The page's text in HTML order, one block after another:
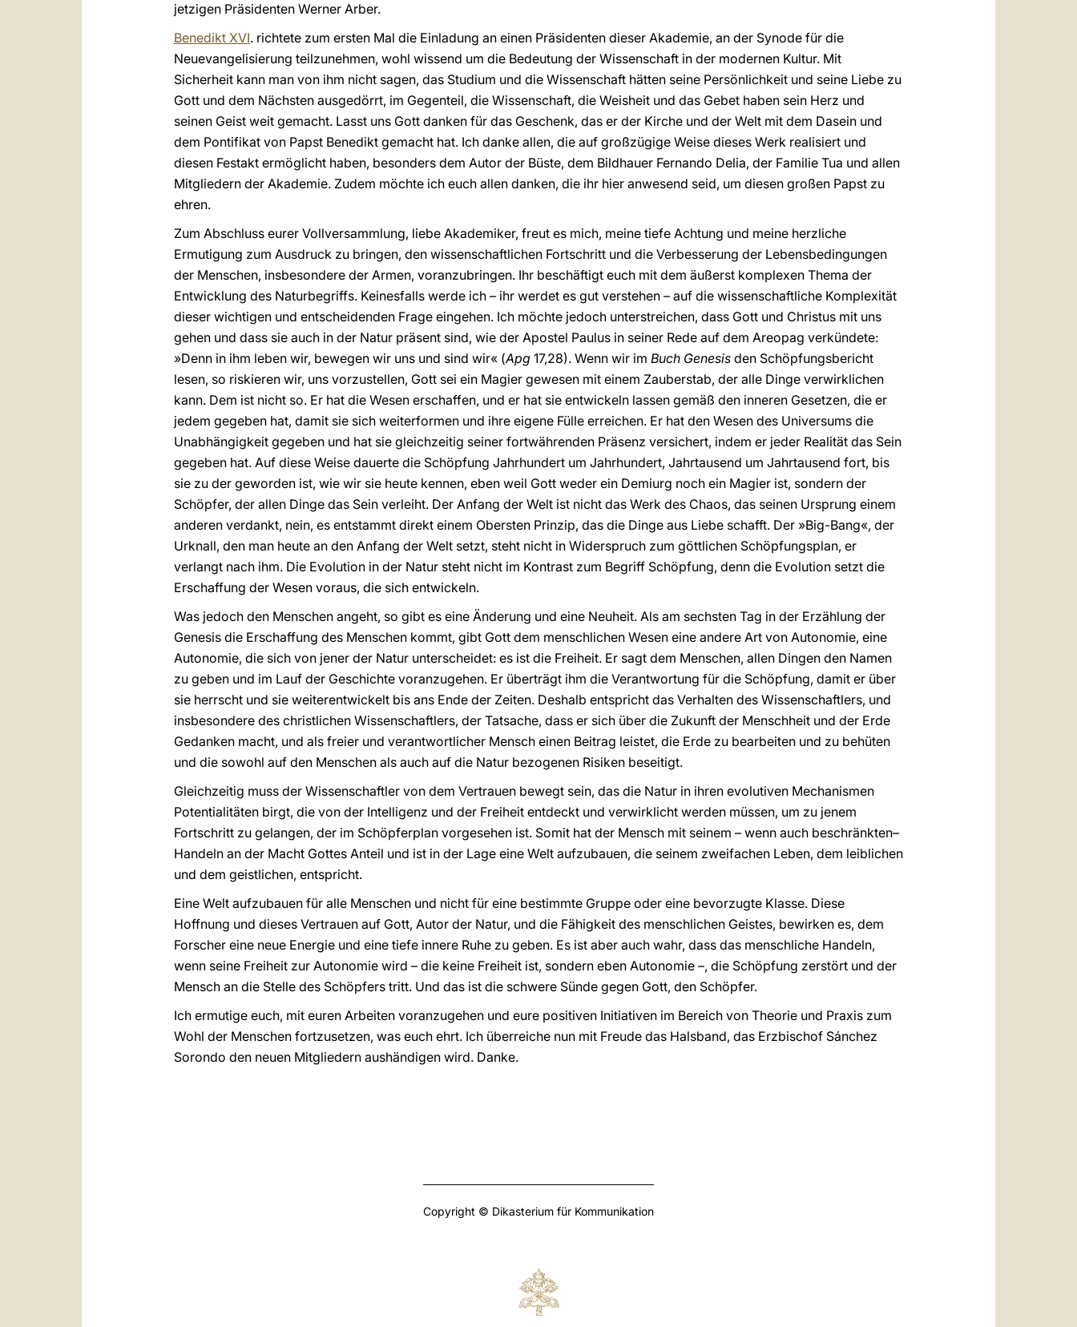
jetzigen Präsidenten Werner Arber.
Benedikt XVI. richtete zum ersten Mal die Einladung an einen Präsidenten dieser Akademie, an der Synode für die
Neuevangelisierung teilzunehmen, wohl wissend um die Bedeutung der Wissenschaft in der modernen Kultur. Mit
Sicherheit kann man von ihm nicht sagen, das Studium und die Wissenschaft hätten seine Persönlichkeit und seine Liebe zu
Gott und dem Nächsten ausgedörrt, im Gegenteil, die Wissenschaft, die Weisheit und das Gebet haben sein Herz und
seinen Geist weit gemacht. Lasst uns Gott danken für das Geschenk, das er der Kirche und der Welt mit dem Dasein und
dem Pontifikat von Papst Benedikt gemacht hat. Ich danke allen, die auf großzügige Weise dieses Werk realisiert und
diesen Festakt ermöglicht haben, besonders dem Autor der Büste, dem Bildhauer Fernando Delia, der Familie Tua und allen
Mitgliedern der Akademie. Zudem möchte ich euch allen danken, die ihr hier anwesend seid, um diesen großen Papst zu
ehren.
Zum Abschluss eurer Vollversammlung, liebe Akademiker, freut es mich, meine tiefe Achtung und meine herzliche
Ermutigung zum Ausdruck zu bringen, den wissenschaftlichen Fortschritt und die Verbesserung der Lebensbedingungen
der Menschen, insbesondere der Armen, voranzubringen. Ihr beschäftigt euch mit dem äußerst komplexen Thema der
Entwicklung des Naturbegriffs. Keinesfalls werde ich – ihr werdet es gut verstehen – auf die wissenschaftliche Komplexität
dieser wichtigen und entscheidenden Frage eingehen. Ich möchte jedoch unterstreichen, dass Gott und Christus mit uns
gehen und dass sie auch in der Natur präsent sind, wie der Apostel Paulus in seiner Rede auf dem Areopag verkündete:
»Denn in ihm leben wir, bewegen wir uns und sind wir« (Apg 17,28). Wenn wir im Buch Genesis den Schöpfungsbericht
lesen, so riskieren wir, uns vorzustellen, Gott sei ein Magier gewesen mit einem Zauberstab, der alle Dinge verwirklichen
kann. Dem ist nicht so. Er hat die Wesen erschaffen, und er hat sie entwickeln lassen gemäß den inneren Gesetzen, die er
jedem gegeben hat, damit sie sich weiterformen und ihre eigene Fülle erreichen. Er hat den Wesen des Universums die
Unabhängigkeit gegeben und hat sie gleichzeitig seiner fortwährenden Präsenz versichert, indem er jeder Realität das Sein
gegeben hat. Auf diese Weise dauerte die Schöpfung Jahrhundert um Jahrhundert, Jahrtausend um Jahrtausend fort, bis
sie zu der geworden ist, wie wir sie heute kennen, eben weil Gott weder ein Demiurg noch ein Magier ist, sondern der
Schöpfer, der allen Dinge das Sein verleiht. Der Anfang der Welt ist nicht das Werk des Chaos, das seinen Ursprung einem
anderen verdankt, nein, es entstammt direkt einem Obersten Prinzip, das die Dinge aus Liebe schafft. Der »Big-Bang«, der
Urknall, den man heute an den Anfang der Welt setzt, steht nicht in Widerspruch zum göttlichen Schöpfungsplan, er
verlangt nach ihm. Die Evolution in der Natur steht nicht im Kontrast zum Begriff Schöpfung, denn die Evolution setzt die
Erschaffung der Wesen voraus, die sich entwickeln.
Was jedoch den Menschen angeht, so gibt es eine Änderung und eine Neuheit. Als am sechsten Tag in der Erzählung der
Genesis die Erschaffung des Menschen kommt, gibt Gott dem menschlichen Wesen eine andere Art von Autonomie, eine
Autonomie, die sich von jener der Natur unterscheidet: es ist die Freiheit. Er sagt dem Menschen, allen Dingen den Namen
zu geben und im Lauf der Geschichte voranzugehen. Er überträgt ihm die Verantwortung für die Schöpfung, damit er über
sie herrscht und sie weiterentwickelt bis ans Ende der Zeiten. Deshalb entspricht das Verhalten des Wissenschaftlers, und
insbesondere des christlichen Wissenschaftlers, der Tatsache, dass er sich über die Zukunft der Menschheit und der Erde
Gedanken macht, und als freier und verantwortlicher Mensch einen Beitrag leistet, die Erde zu bearbeiten und zu behüten
und die sowohl auf den Menschen als auch auf die Natur bezogenen Risiken beseitigt.
Gleichzeitig muss der Wissenschaftler von dem Vertrauen bewegt sein, das die Natur in ihren evolutiven Mechanismen
Potentialitäten birgt, die von der Intelligenz und der Freiheit entdeckt und verwirklicht werden müssen, um zu jenem
Fortschritt zu gelangen, der im Schöpferplan vorgesehen ist. Somit hat der Mensch mit seinem – wenn auch beschränkten–
Handeln an der Macht Gottes Anteil und ist in der Lage eine Welt aufzubauen, die seinem zweifachen Leben, dem leiblichen
und dem geistlichen, entspricht.
Eine Welt aufzubauen für alle Menschen und nicht für eine bestimmte Gruppe oder eine bevorzugte Klasse. Diese
Hoffnung und dieses Vertrauen auf Gott, Autor der Natur, und die Fähigkeit des menschlichen Geistes, bewirken es, dem
Forscher eine neue Energie und eine tiefe innere Ruhe zu geben. Es ist aber auch wahr, dass das menschliche Handeln,
wenn seine Freiheit zur Autonomie wird – die keine Freiheit ist, sondern eben Autonomie –, die Schöpfung zerstört und der
Mensch an die Stelle des Schöpfers tritt. Und das ist die schwere Sünde gegen Gott, den Schöpfer.
Ich ermutige euch, mit euren Arbeiten voranzugehen und eure positiven Initiativen im Bereich von Theorie und Praxis zum
Wohl der Menschen fortzusetzen, was euch ehrt. Ich überreiche nun mit Freude das Halsband, das Erzbischof Sánchez
Sorondo den neuen Mitgliedern aushändigen wird. Danke.
Copyright © Dikasterium für Kommunikation